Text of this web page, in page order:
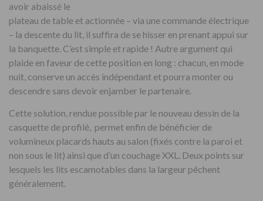
avoir abaissé le
plateau de table et actionnée – via une commande électrique
– la descente du lit, il suffira de se hisser en prenant appui sur
la banquette. C’est simple et rapide ! Autre argument qui
plaide en faveur de cette position en long : chacun, en mode
nuit, conserve un accès indépendant et pourra monter ou
descendre sans devoir enjamber le partenaire.
Cette solution, rendue possible par le nouveau dessin de la
casquette de profilé, permet enfin de bénéficier de
volumineux placards hauts au salon (fixés contre la paroi et
non sous le lit) ainsi que d’un couchage XXL. Deux points sur
lesquels les lits escamotables dans la largeur pêchent
généralement.